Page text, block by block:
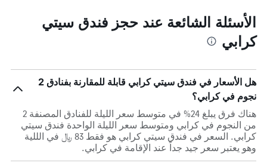
الأسئلة الشائعة عند حجز فندق سيتي
كرابي
هل الأسعار في فندق سيتي كرابي قابلة للمقارنة بفنادق 2
نجوم في كرابي؟
هناك فرق يبلغ 24% في متوسط ​​سعر الليلة للفنادق المصنفة 2
من النجوم في كرابي ومتوسط ​​سعر الليلة الواحدة فندق سيتي
كرابي. السعر في فندق سيتي كرابي هو فقط 83 ﷼ في الللية
وهو يعتبر سعر جيد جداً عند الإقامة في كرابي.